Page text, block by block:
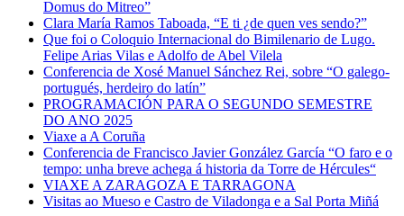
Domus do Mitreo”
Clara María Ramos Taboada, “E ti ¿de quen ves sendo?”
Que foi o Coloquio Internacional do Bimilenario de Lugo.
Felipe Arias Vilas e Adolfo de Abel Vilela
Conferencia de Xosé Manuel Sánchez Rei, sobre “O galego-
portugués, herdeiro do latín”
PROGRAMACIÓN PARA O SEGUNDO SEMESTRE
DO ANO 2025
Viaxe a A Coruña
Conferencia de Francisco Javier González García “O faro e o
tempo: unha breve achega á historia da Torre de Hércules“
VIAXE A ZARAGOZA E TARRAGONA
Visitas ao Mueso e Castro de Viladonga e a Sal Porta Miñá